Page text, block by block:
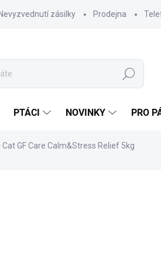
Nevyzvednutí zásilky Prodejna
Hledat
PTÁCI NOVINKY PRO
Cat GF Care Calm&Stress Relief 5kg